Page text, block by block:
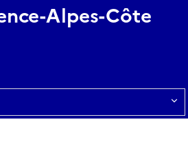
Alpes-Côte